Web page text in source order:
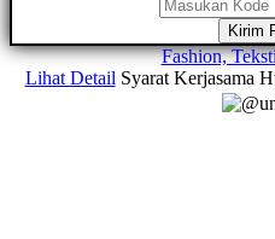
Kirim
Fashion,
Lihat Detail Syarat Kerjasama